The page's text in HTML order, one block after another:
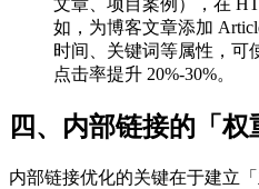
文章、项目案例），在
如，为博客文章添加
时间、关键词等属性，可
点击率提升 20%-30%。
四、内部链接的「
内部链接优化的关键在于建立